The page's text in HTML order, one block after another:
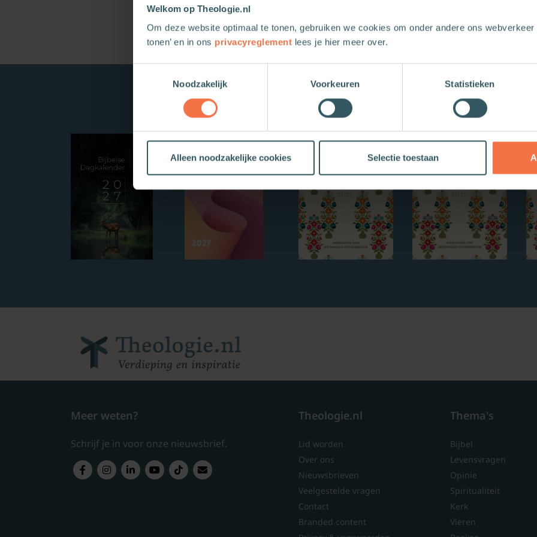
Welkom op Theologie.nl
Om deze website optimaal te tonen, gebruiken we cookies om onder andere ons webverkeer
tonen’ en in ons privacyreglement lees je hier meer over.
Noodzakelijk
Voorkeuren Statistieken
Alleen noodzakelijke cookies Selectie toestaan
Nieuwe boeken
Meer weten?
Schrijf je in voor onze nieuwsbrief.
Theologie.nl
Lid worden
Over ons
Nieuwsbrieven
Veelgestelde vragen
Contact
Branded content
Thema's
Bijbel
Levensvragen
Opinie
Spiritualiteit
Kerk
Vieren